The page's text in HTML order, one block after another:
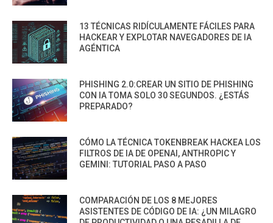
13 TÉCNICAS RIDÍCULAMENTE FÁCILES PARA
HACKEAR Y EXPLOTAR NAVEGADORES DE IA
AGÉNTICA
PHISHING 2.0:CREAR UN SITIO DE PHISHING
CON IA TOMA SOLO 30 SEGUNDOS. ¿ESTÁS
PREPARADO?
CÓMO LA TÉCNICA TOKENBREAK HACKEA LOS
FILTROS DE IA DE OPENAI, ANTHROPIC Y
GEMINI: TUTORIAL PASO A PASO
COMPARACIÓN DE LOS 8 MEJORES
ASISTENTES DE CÓDIGO DE IA: ¿UN MILAGRO